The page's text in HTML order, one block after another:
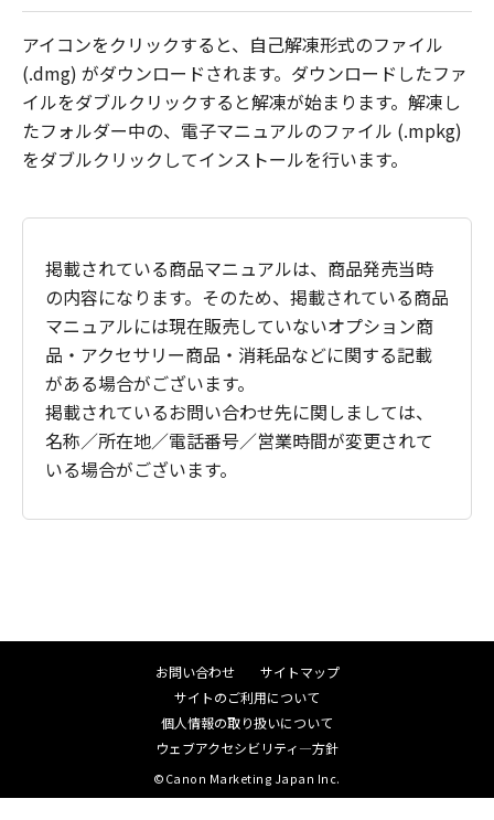
アイコンをクリックすると、自己解凍形式のファイル
(.dmg) がダウンロードされます。ダウンロードしたファ
イルをダブルクリックすると解凍が始まります。解凍し
たフォルダー中の、電子マニュアルのファイル (.mpkg)
をダブルクリックしてインストールを行います。
掲載されている商品マニュアルは、商品発売当時
の内容になります。そのため、掲載されている商品
マニュアルには現在販売していないオプション商
品・アクセサリー商品・消耗品などに関する記載
がある場合がございます。
掲載されているお問い合わせ先に関しましては、
名称／所在地／電話番号／営業時間が変更されて
いる場合がございます。
お問い合わせ
サイトマップ
サイトのご利用について
個人情報の取り扱いについて
ウェブアクセシビリティ―方針
©Canon Marketing Japan Inc.